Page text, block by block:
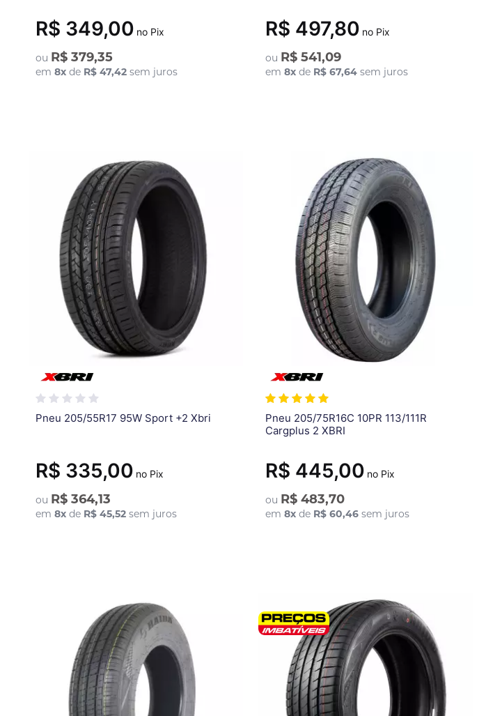
ou R$ 379,35
em 8xde R$ 47,42sem juros
R$ 349,00 no Pix
ou R$ 541,09
em 8xde R$ 67,64sem juros
R$ 497,80 no Pix
Pneu 205/55R17 95W Sport +2 Xbri
ou R$ 364,13
em 8xde R$ 45,52sem juros
R$ 335,00 no Pix
Pneu 205/75R16C 10PR 113/111R
Cargplus 2 XBRI
ou R$ 483,70
em 8xde R$ 60,46sem juros
R$ 445,00 no Pix